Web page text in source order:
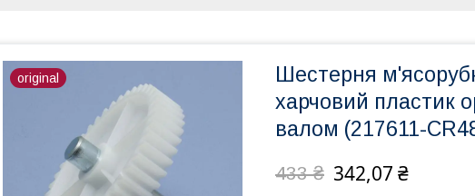
original
Шестерня
харчовий пластик
валом (217611-
433 ₴ 342,07 ₴